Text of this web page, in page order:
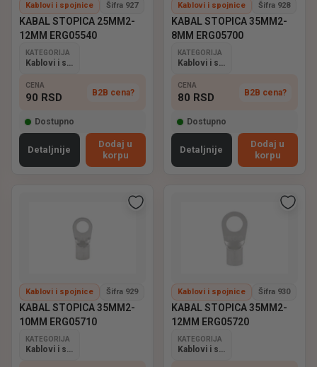
Kablovi i spojnice Šifra 927
KABAL STOPICA 25MM2-
12MM ERG05540
KATEGORIJA
Kablovi i spojnice
CENA
90 RSD B2B cena?
Dostupno
Detaljnije
Dodaj u
korpu
Kablovi i spojnice Šifra 928
KABAL STOPICA 35MM2-
8MM ERG05700
KATEGORIJA
Kablovi i spojnice
CENA
80 RSD B2B cena?
Dostupno
Detaljnije
Dodaj u
korpu
Kablovi i spojnice Šifra 929
KABAL STOPICA 35MM2-
10MM ERG05710
KATEGORIJA
Kablovi i spojnice
Kablovi i spojnice Šifra 930
KABAL STOPICA 35MM2-
12MM ERG05720
KATEGORIJA
Kablovi i spojnice